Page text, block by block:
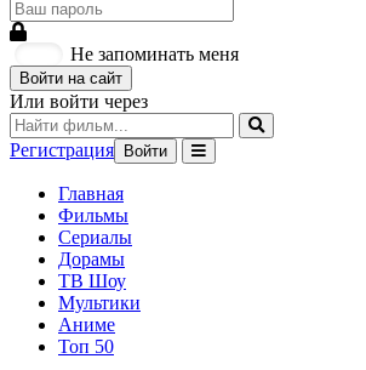
Не запоминать меня
Войти на сайт
Или войти через
Регистрация Войти
Главная
Фильмы
Сериалы
Дорамы
ТВ Шоу
Мультики
Аниме
Топ 50